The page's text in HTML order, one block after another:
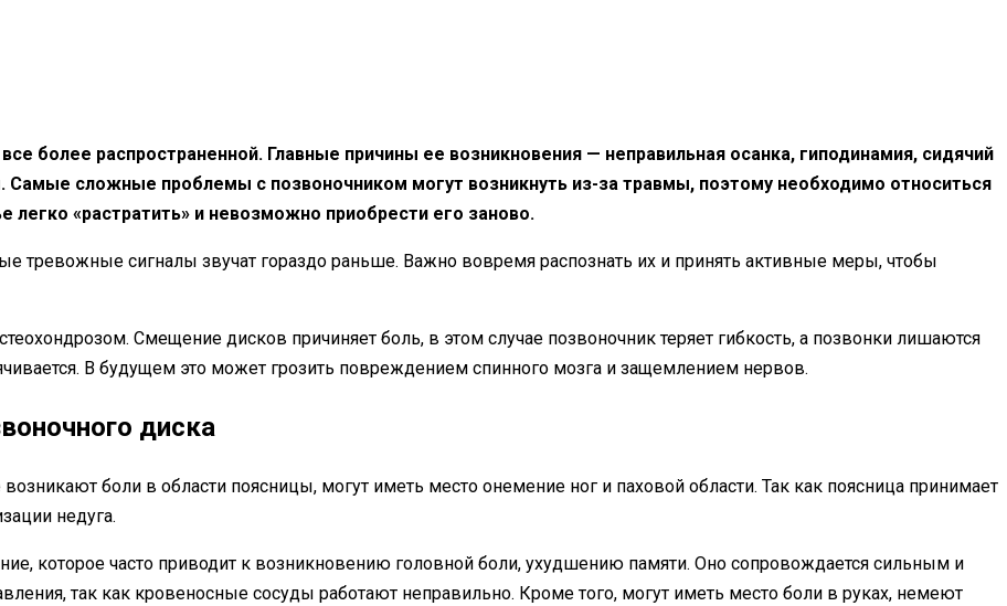
более распространенной. Главные причины ее возникновения — неправильная осанка, гиподинамия, сидячий
Самые сложные проблемы с позвоночником могут возникнуть из-за травмы, поэтому необходимо относиться
«растратить» и невозможно приобрести его заново.
тревожные сигналы звучат гораздо раньше. Важно вовремя распознать их и принять активные меры, чтобы
Смещение дисков причиняет боль, в этом случае позвоночник теряет гибкость, а позвонки лишаются
В будущем это может грозить повреждением спинного мозга и защемлением нервов.
диска
боли в области поясницы, могут иметь место онемение ног и паховой области. Так как поясница принимает
недуга.
которое часто приводит к возникновению головной боли, ухудшению памяти. Оно сопровождается сильным и
так как кровеносные сосуды работают неправильно. Кроме того, могут иметь место боли в руках, немеют